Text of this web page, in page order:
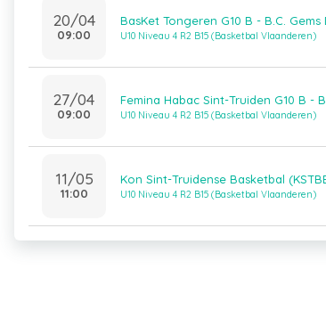
20/04
09:00
BasKet Tongeren G10 B - B.C. Gems
U10 Niveau 4 R2 B15 (Basketbal Vlaanderen)
27/04
09:00
Femina Habac Sint-Truiden G10 B -
U10 Niveau 4 R2 B15 (Basketbal Vlaanderen)
11/05
11:00
Kon Sint-Truidense Basketbal
U10 Niveau 4 R2 B15 (Basketbal Vlaanderen)